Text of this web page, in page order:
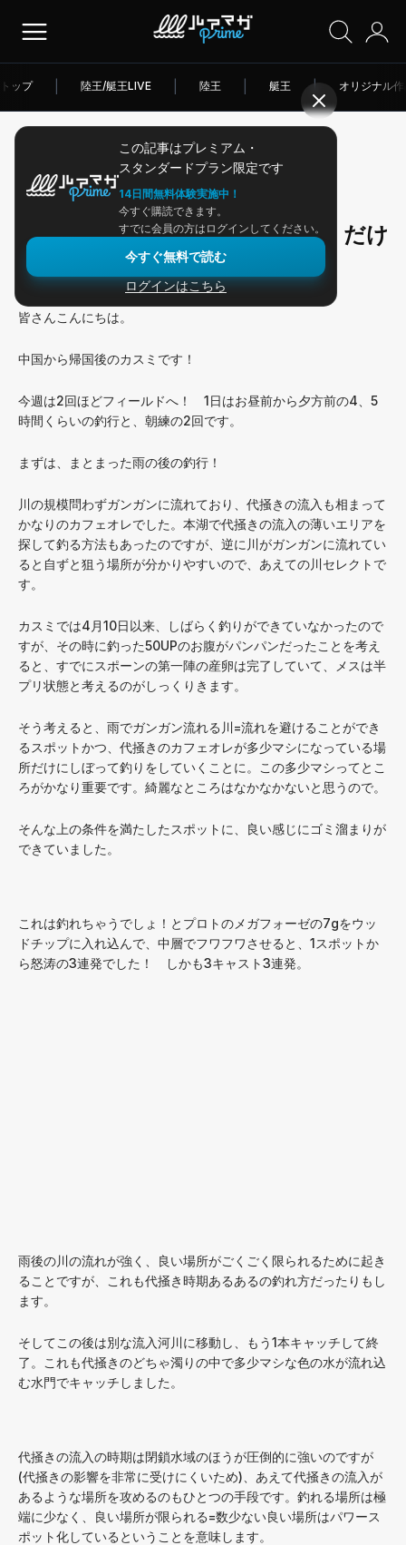
トップ 陸王/艇王LIVE 陸王 艇王 | オリジナル
この記事はプレミアム・
スタンダードプラン限定です
14日間無料体験実施中！
今すぐ購読できます。
すでに会員の方はログインしてください。
今すぐ無料で読む
ログインはこちら
アングラー連載
GWは代掻きで激濁りのカスミ。だけ
ど好調？
皆さんこんにちは。
中国から帰国後のカスミです！
今週は2回ほどフィールドへ！ 1日はお昼前から夕方前の4、5
時間くらいの釣行と、朝練の2回です。
まずは、まとまった雨の後の釣行！
川の規模問わずガンガンに流れており、代掻きの流入も相まって
かなりのカフェオレでした。本湖で代掻きの流入の薄いエリアを
探して釣る方法もあったのですが、逆に川がガンガンに流れてい
ると自ずと狙う場所が分かりやすいので、あえての川セレクトで
す。
カスミでは4月10日以来、しばらく釣りができていなかったので
すが、その時に釣った50UPのお腹がパンパンだったことを考え
ると、すでにスポーンの第一陣の産卵は完了していて、メスは半
プリ状態と考えるのがしっくりきます。
そう考えると、雨でガンガン流れる川=流れを避けることができ
るスポットかつ、代掻きのカフェオレが多少マシになっている場
所だけにしぼって釣りをしていくことに。この多少マシってとこ
ろがかなり重要です。綺麗なところはなかなかないと思うので。
そんな上の条件を満たしたスポットに、良い感じにゴミ溜まりが
できていました。
これは釣れちゃうでしょ！とプロトのメガフォーゼの7gをウッ
ドチップに入れ込んで、中層でフワフワさせると、1スポットか
ら怒涛の3連発でした！ しかも3キャスト3連発。
雨後の川の流れが強く、良い場所がごくごく限られるために起き
ることですが、これも代掻き時期あるあるの釣れ方だったりもし
ます。
そしてこの後は別な流入河川に移動し、もう1本キャッチして終
了。これも代掻きのどちゃ濁りの中で多少マシな色の水が流れ込
む水門でキャッチしました。
代掻きの流入の時期は閉鎖水域のほうが圧倒的に強いのですが
(代掻きの影響を非常に受けにくいため)、あえて代掻きの流入が
あるような場所を攻めるのもひとつの手段です。釣れる場所は極
端に少なく、良い場所が限られる=数少ない良い場所はパワース
ポット化しているということを意味します。